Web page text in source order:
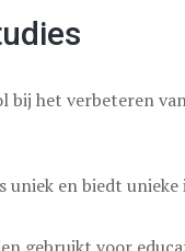
bij het verbeteren
uniek en biedt